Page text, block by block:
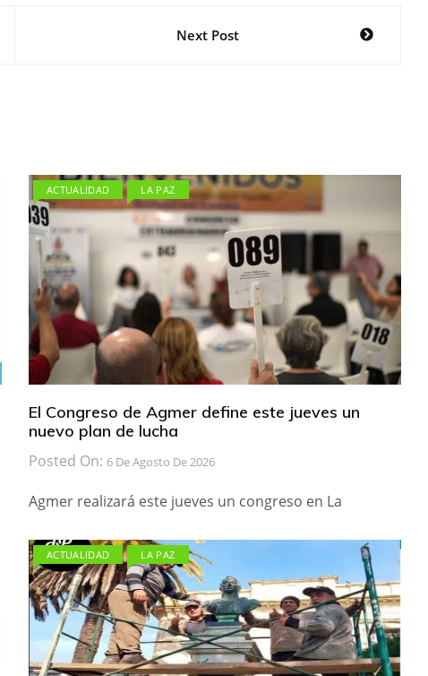
Next Post
ACTUALIDAD LA PAZ
El Congreso de Agmer define este jueves un
nuevo plan de lucha
Posted On: 6 De Agosto De 2026
Agmer realizará este jueves un congreso en La
ACTUALIDAD LA PAZ